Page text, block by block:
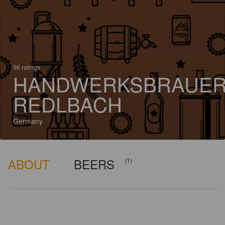
56 ratings
REDLBACH
Germany
ABOUT BEERS (1)